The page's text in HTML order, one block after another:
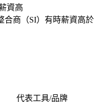
資高
合商（SI）有時薪資高於
代表工具/品牌